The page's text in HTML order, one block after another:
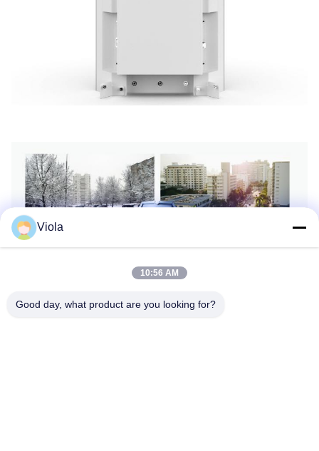
Viola
10:56 AM
Good day, what product are you looking for?